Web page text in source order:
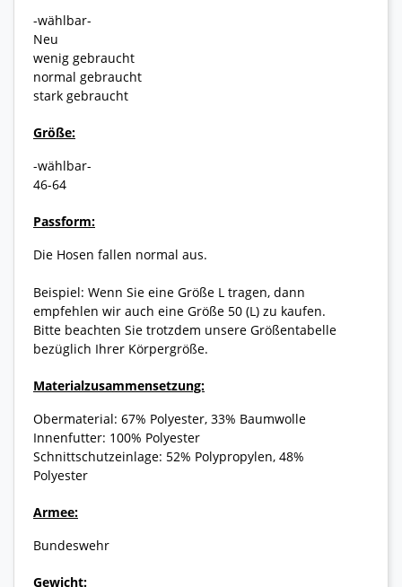
-wählbar-
Neu
wenig gebraucht
normal gebraucht
stark gebraucht
Größe:
-wählbar-
46-64
Passform:
Die Hosen fallen normal aus.
Beispiel: Wenn Sie eine Größe L tragen, dann
empfehlen wir auch eine Größe 50 (L) zu kaufen.
Bitte beachten Sie trotzdem unsere Größentabelle
bezüglich Ihrer Körpergröße.
Materialzusammensetzung:
Obermaterial: 67% Polyester, 33% Baumwolle
Innenfutter: 100% Polyester
Schnittschutzeinlage: 52% Polypropylen, 48%
Polyester
Armee:
Bundeswehr
Gewicht: